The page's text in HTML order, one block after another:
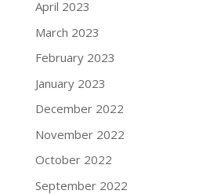
April 2023
March 2023
February 2023
January 2023
December 2022
November 2022
October 2022
September 2022